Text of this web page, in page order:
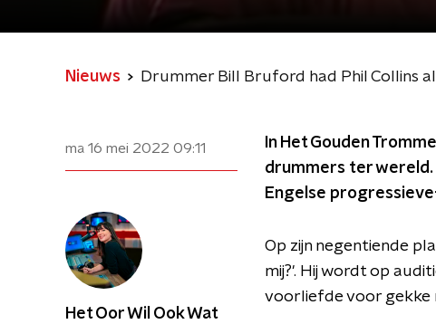
Nieuws Drummer Bill Bruford had Phil Collins
ma 16 mei 2022 09:11
In Het Gouden
drummers ter wereld.
Engelse
Op zijn negentiende
mij?'. Hij wordt op
voorliefde voor gekke
Het Oor Wil Ook Wat